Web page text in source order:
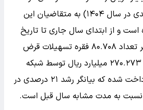
سال ۱۴۰۳ و ۱۰۴ درصدی در سال ۱۴۰۴) به متقاضیان این
و از ابتدای سال جاری تا تاریخ
۰۲‌‌‌‌‌/۰۳‌‌‌‌‌/۱۴۰۵ نیز بالغ بر تعداد ۸۰.۷۰۸ فقره تسهیلات قرض
الحسنه ازدواج به مبلغ ۲۷۰.۲۷۳ میلیارد ریال توسط شبکه
بانکی به متقاضیان پرداخت شده که بیانگر رشد ۲۱ درصدی در
نسبت به مدت مشابه سال قبل است.